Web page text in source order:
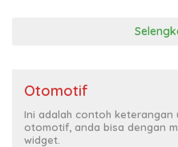
Otomotif
Ini adalah contoh
otomotif, anda bisa dengan
widget.